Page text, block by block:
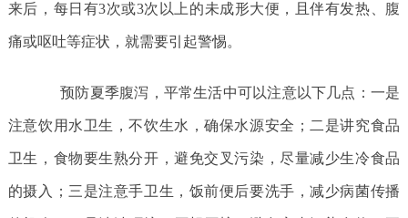
来后，每日有3次或3次以上的未成形大便，且伴有发热、腹
痛或呕吐等症状，就需要引起警惕。
预防夏季腹泻，平常生活中可以注意以下几点：一是
注意饮用水卫生，不饮生水，确保水源安全；二是讲究食品
卫生，食物要生熟分开，避免交叉污染，尽量减少生冷食品
的摄入；三是注意手卫生，饭前便后要洗手，减少病菌传播